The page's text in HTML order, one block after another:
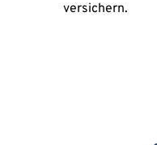
versichern.